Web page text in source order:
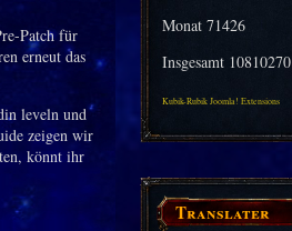
Monat71426
Insgesamt 10810270
Kubik-Rubik Joomla! Extensions
Translater
Patch für
erneut das
leveln und
zeigen wir
könnt ihr